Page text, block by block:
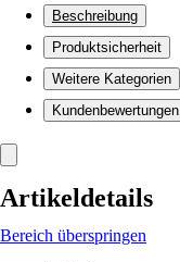
Beschreibung
Produktsicherheit
Weitere Kategorien
Kundenbewertungen
Artikeldetails
Bereich überspringen